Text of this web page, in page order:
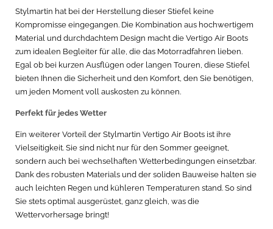
Stylmartin hat bei der Herstellung dieser Stiefel keine
Kompromisse eingegangen. Die Kombination aus hochwertigem
Material und durchdachtem Design macht die Vertigo Air Boots
zum idealen Begleiter für alle, die das Motorradfahren lieben.
Egal ob bei kurzen Ausflügen oder langen Touren, diese Stiefel
bieten Ihnen die Sicherheit und den Komfort, den Sie benötigen,
um jeden Moment voll auskosten zu können.
Perfekt für jedes Wetter
Ein weiterer Vorteil der Stylmartin Vertigo Air Boots ist ihre
Vielseitigkeit. Sie sind nicht nur für den Sommer geeignet,
sondern auch bei wechselhaften Wetterbedingungen einsetzbar.
Dank des robusten Materials und der soliden Bauweise halten sie
auch leichten Regen und kühleren Temperaturen stand. So sind
Sie stets optimal ausgerüstet, ganz gleich, was die
Wettervorhersage bringt!